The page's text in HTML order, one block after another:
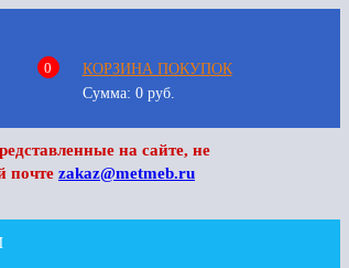
0
КОРЗИНА ПОКУПОК
Сумма: 0руб.
на сайте, не
почте zakaz@metmeb.ru